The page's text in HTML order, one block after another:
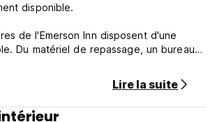
disponible.
de l'Emerson Inn disposent d'une
Du matériel de repassage, un bureau
micro-ondes et d'un petit réfrigérateur.
24 heures sur 24 est à la disposition
gratuit, pouvant accueillir des
Lire la suite